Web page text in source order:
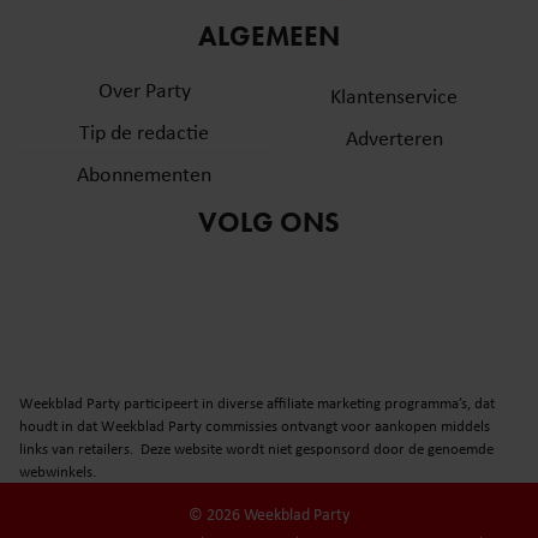
ALGEMEEN
Over Party
Tip de redactie
Abonnementen
Klantenservice
Adverteren
VOLG ONS
Weekblad Party participeert in diverse affiliate marketing programma’s, dat
houdt in dat Weekblad Party commissies ontvangt voor aankopen middels
links van retailers. Deze website wordt niet gesponsord door de genoemde
webwinkels.
© 2026 Weekblad Party